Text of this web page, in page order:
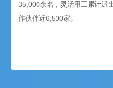
35,000余名，灵活用工累计派
作伙伴近6,500家。